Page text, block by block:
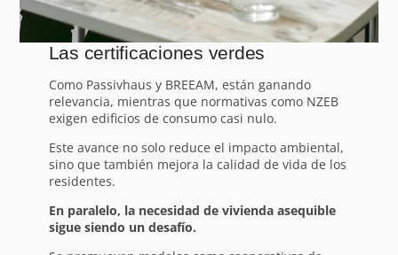
Las certificaciones verdes
Como Passivhaus y BREEAM, están ganando
relevancia, mientras que normativas como NZEB
exigen edificios de consumo casi nulo.
Este avance no solo reduce el impacto ambiental,
sino que también mejora la calidad de vida de los
residentes.
En paralelo, la necesidad de vivienda asequible
sigue siendo un desafío.